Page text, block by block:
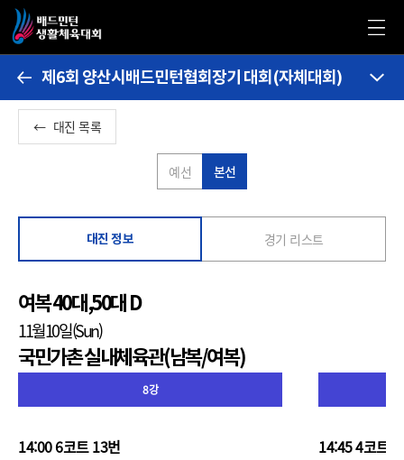
제6회 양산시배드민턴협회장기 대회(자체대회)
← 대진 목록
예선 본선
대진 정보 경기 리스트
여복 40대,50대 D
11월10일(Sun)
국민가촌 실내체육관(남복/여복)
8강
14:00 6코트 13번 14:45 4코트